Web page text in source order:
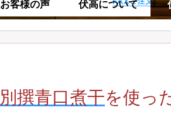
お客様の声 伏高について
別撰青口煮干を使っ